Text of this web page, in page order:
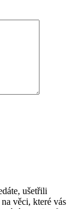
ušetřili
věci, které vás